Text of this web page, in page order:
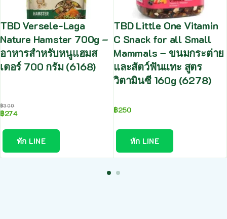
TBD Versele-Laga
Nature Hamster 700g –
อาหารสำหรับหนูแฮมส
เตอร์ 700 กรัม (6168)
฿300
฿274
ทัก LINE
TBD Little One Vitamin
C Snack for all Small
Mammals – ขนมกระต่าย
และสัตว์ฟันแทะ สูตร
วิตามินซี 160g (6278)
฿250
ทัก LINE